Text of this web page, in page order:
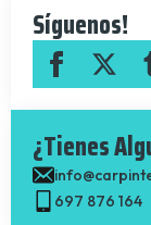
Síguenos!
¿Tienes
697 876 164